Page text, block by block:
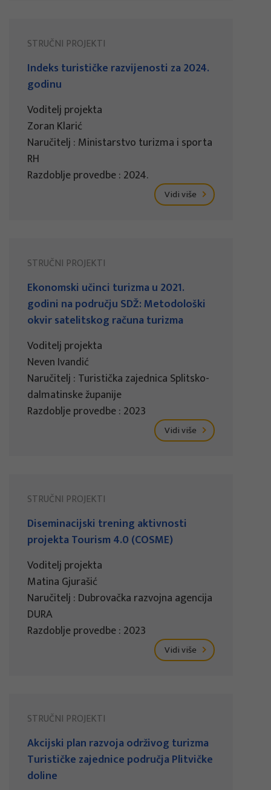
STRUČNI PROJEKTI
Indeks turističke razvijenosti za 2024.
godinu
Voditelj projekta
Zoran Klarić
Naručitelj : Ministarstvo turizma i sporta
RH
Razdoblje provedbe : 2024.
Vidi više
STRUČNI PROJEKTI
Ekonomski učinci turizma u 2021.
godini na području SDŽ: Metodološki
okvir satelitskog računa turizma
Voditelj projekta
Neven Ivandić
Naručitelj : Turistička zajednica Splitsko-
dalmatinske županije
Razdoblje provedbe : 2023
Vidi više
STRUČNI PROJEKTI
Diseminacijski trening aktivnosti
projekta Tourism 4.0 (COSME)
Voditelj projekta
Matina Gjurašić
Naručitelj : Dubrovačka razvojna agencija
DURA
Razdoblje provedbe : 2023
Vidi više
STRUČNI PROJEKTI
Akcijski plan razvoja održivog turizma
Turističke zajednice područja Plitvičke
doline